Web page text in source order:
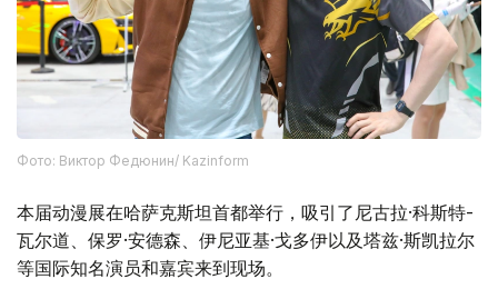
Фото: Виктор Федюнин/ Kazinform
本届动漫展在哈萨克斯坦首都举行，吸引了尼古拉·科斯特-
瓦尔道、保罗·安德森、伊尼亚基·戈多伊以及塔兹·斯凯拉尔
等国际知名演员和嘉宾来到现场。